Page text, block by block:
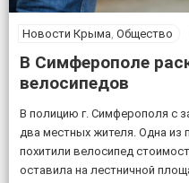
Новости Крыма Общество
В Симферополе
велосипедов
В полицию г. Симферополя с
два местных жителя. Одна из
похитили велосипед
оставила на лестничной